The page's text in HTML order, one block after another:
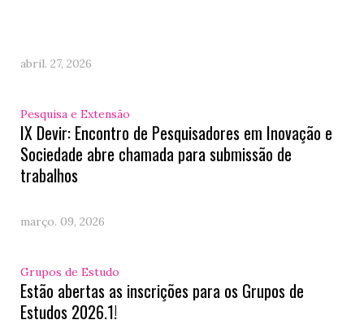
abril. 27, 2026
Pesquisa e Extensão
IX Devir: Encontro de Pesquisadores em Inovação e
Sociedade abre chamada para submissão de
trabalhos
março. 09, 2026
Grupos de Estudo
Estão abertas as inscrições para os Grupos de
Estudos 2026.1!